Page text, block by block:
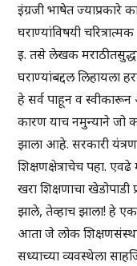
इंग्रजी भाषेत
घराण्यांविषयी
इ. तसे लेखक
घराण्यांबद्दल लिहायला
हे सर्व पाहून व स्वीकारून
कारण याच नमुन्याने जो
झाला आहे. सरकारी
शिक्षणक्षेत्राचेच पहा.
खरा शिक्षणाचा
झाले, तेव्हाच झाला! हे
आता जे लोक
सध्याच्या व्यवस्थेला